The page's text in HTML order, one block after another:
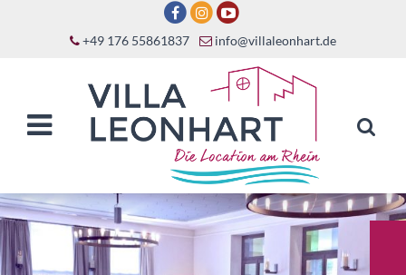
+49 176 55861837 info@villaleonhart.de